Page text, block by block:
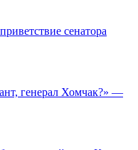
сенатора
генерал Хомчак?» —